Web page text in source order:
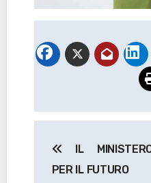
articoli
IL
PER IL FUTURO